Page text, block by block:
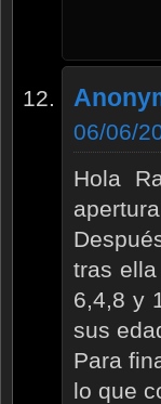
06/06/
Hola
tras
6,4,8 y
sus
Para
lo que